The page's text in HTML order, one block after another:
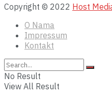
Copyright © 2022 Host
O Nama
Impressum
Kontakt
No Result
View All Result